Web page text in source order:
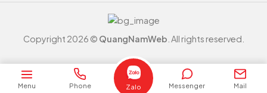
Menu Phone Zalo Messenger Mail
Copyright 2026 © QuangNamWeb . All rights reserved.